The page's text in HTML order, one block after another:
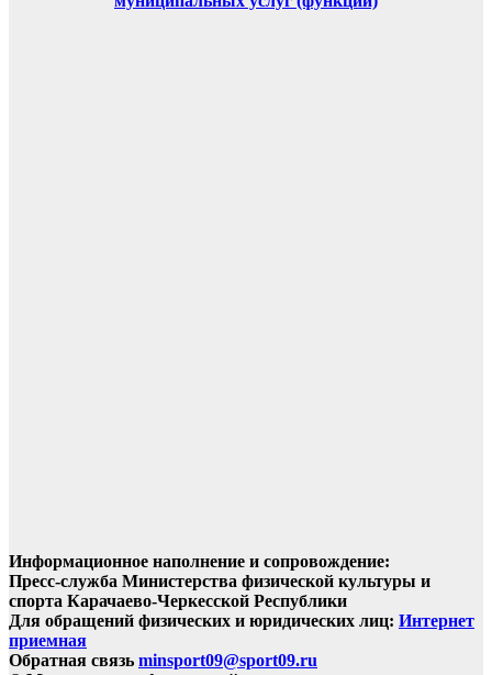
Информационное наполнение и сопровождение:
Пресс-служба Министерства физической культуры и
спорта Карачаево-Черкесской Республики
Для обращений физических и юридических лиц: Интернет
приемная
Обратная связь minsport09@sport09.ru